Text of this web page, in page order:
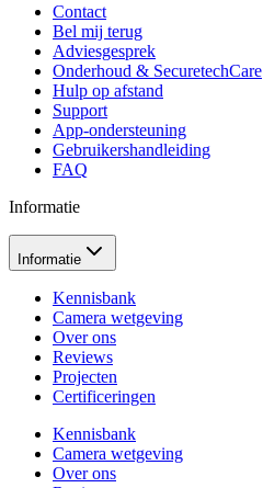
Contact
Bel mij terug
Adviesgesprek
Onderhoud & SecuretechCare
Hulp op afstand
Support
App-ondersteuning
Gebruikershandleiding
FAQ
Informatie
Informatie
Kennisbank
Camera wetgeving
Over ons
Reviews
Projecten
Certificeringen
Kennisbank
Camera wetgeving
Over ons